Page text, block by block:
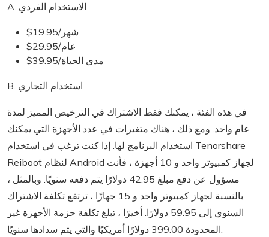
A. الاستخدام الفردي
$19.95/شهر
$29.95/عام
$39.95/مدى الحياة
B. استخدام التجاري
في هذه الفئة ، يمكنك فقط الاشتراك في الترخيص المميز لمدة
عام واحد. ومع ذلك ، هناك متغيرات في عدد الأجهزة التي يمكنك
استخدام البرنامج لها. إذا كنت ترغب في استخدام Tenorshare
Reiboot لنظام Android لجهاز كمبيوتر واحد و 10 أجهزة ، فأنت
مسؤول عن دفع مبلغ 42.95 دولارًا يتم دفعه سنويًا. وبالمثل ،
بالنسبة لجهاز كمبيوتر واحد و 15 جهازًا ، ترتفع تكلفة الاشتراك
السنوي إلى 59.95 دولارًا. أخيرًا ، تبلغ تكلفة حزمة الأجهزة غير
المحدودة 399.00 دولارًا أمريكيًا والتي يتم سدادها سنويًا.